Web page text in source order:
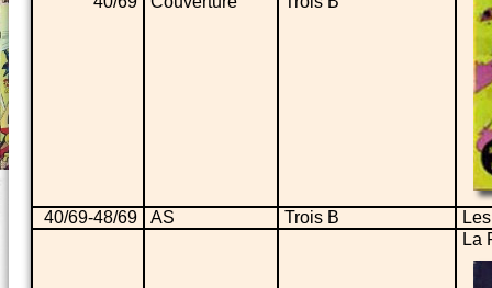
40/69-48/69 AS Trois B
La